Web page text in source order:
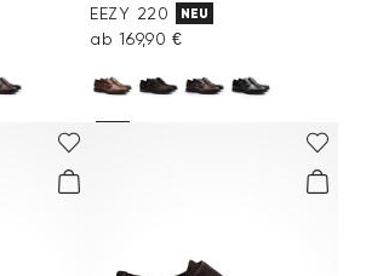
EEZY 220 NEU
ab 169,90 €